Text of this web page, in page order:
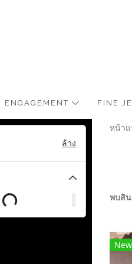
ENGAGEMENT FINE
หน้าแ
พบสิน
New
ล้าง